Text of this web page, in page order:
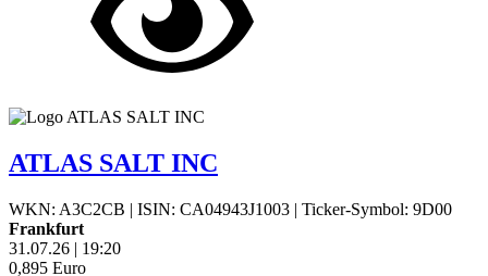
ATLAS SALT INC
WKN: A3C2CB | ISIN: CA04943J1003 | Ticker-Symbol: 9D00
Frankfurt
31.07.26 | 19:20
0,895 Euro